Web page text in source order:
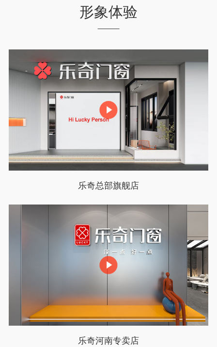
形象体验
乐奇总部旗舰店
乐奇河南专卖店